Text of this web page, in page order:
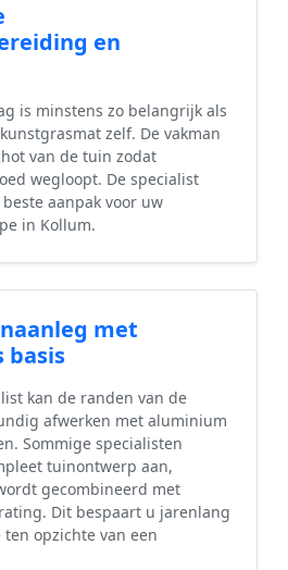
en
is minstens zo belangrijk als
zelf. De vakman
van de tuin zodat
wegloopt. De specialist
aanpak voor uw
in Kollum.
met
basis
kan de randen van de
afwerken met aluminium
Sommige specialisten
tuinontwerp aan,
gecombineerd met
Dit bespaart u jarenlang
opzichte van een